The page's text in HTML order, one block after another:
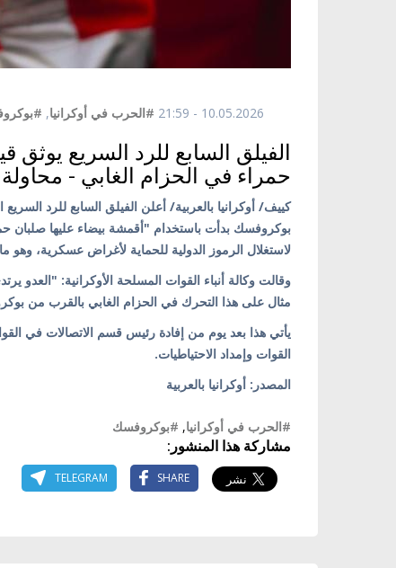
10.05.2026 - 21:59 #الحرب في أوكرانيا,
الفيلق السابع للرد السريع
حمراء في الحزام الغابي -
كييف/ أوكرانيا بالعربية/ أعلن الفيلق السابع للرد
بوكروفسك بدأت باستخدام "أقمشة بيضاء عليها صلبان
لاستغلال الرموز الدولية للحماية لأغراض عسكرية، وهو
وقالت وكالة أنباء القوات المسلحة الأوكرانية:
مثال على هذا التحرك في الحزام الغابي بالقرب من
يأتي هذا بعد يوم من إفادة رئيس قسم الاتصالات في
القوات وإمداد الاحتياطيات.
المصدر: أوكرانيا بالعربية
#الحرب في أوكرانيا, #بوكروفسك
مشاركة هذا المنشور:
SHARE
TELEGRAM